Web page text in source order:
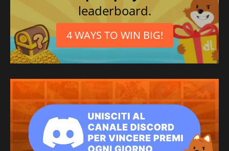
leaderboard.
4 WAYS TO WIN BIG!